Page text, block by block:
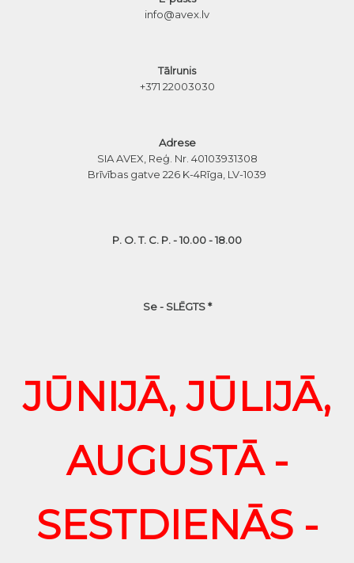
info@avex.lv
Tālrunis
+371 22003030
Adrese
SIA AVEX, Reģ. Nr. 40103931308
Brīvības gatve 226 K-4Rīga, LV-1039
P. O. T. C. P. - 10.00 - 18.00
Se - SLĒGTS *
JŪNIJĀ, JŪLIJĀ,
AUGUSTĀ -
SESTDIENĀS -